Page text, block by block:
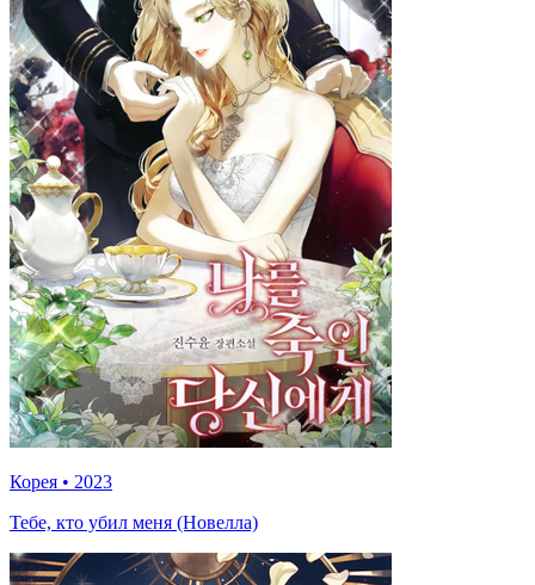
Корея • 2023
Тебе, кто убил меня (Новелла)